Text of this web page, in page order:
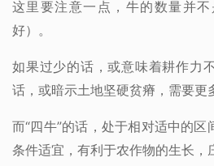
这里要注意一点，牛的数量并
好）。
如果过少的话，或意味着耕作力
话，或暗示土地坚硬贫瘠，需要更
而“四牛”的话，处于相对适中的
条件适宜，有利于农作物的生长，